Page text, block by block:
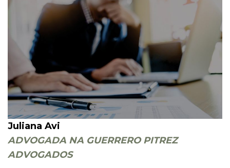
Juliana Avi
ADVOGADA NA GUERRERO PITREZ
ADVOGADOS